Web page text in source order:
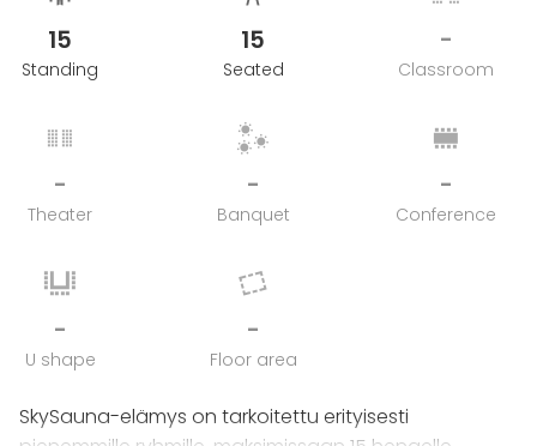
Additional information about cancellation
policy
48h ennen varausta.
15
Standing
15
Seated
-
Classroom
-
Theater
-
Banquet
-
Conference
-
U shape
-
Floor area
SkySauna-elämys on tarkoitettu erityisesti